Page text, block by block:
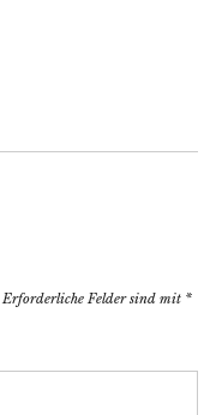
Erforderliche Felder sind mit *